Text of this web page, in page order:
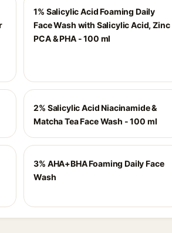
1% Salicylic Acid Foaming Daily
Face Wash with Salicylic Acid, Zinc
PCA & PHA - 100 ml
2% Salicylic Acid Niacinamide &
Matcha Tea Face Wash - 100 ml
3% AHA+BHA Foaming Daily Face
Wash